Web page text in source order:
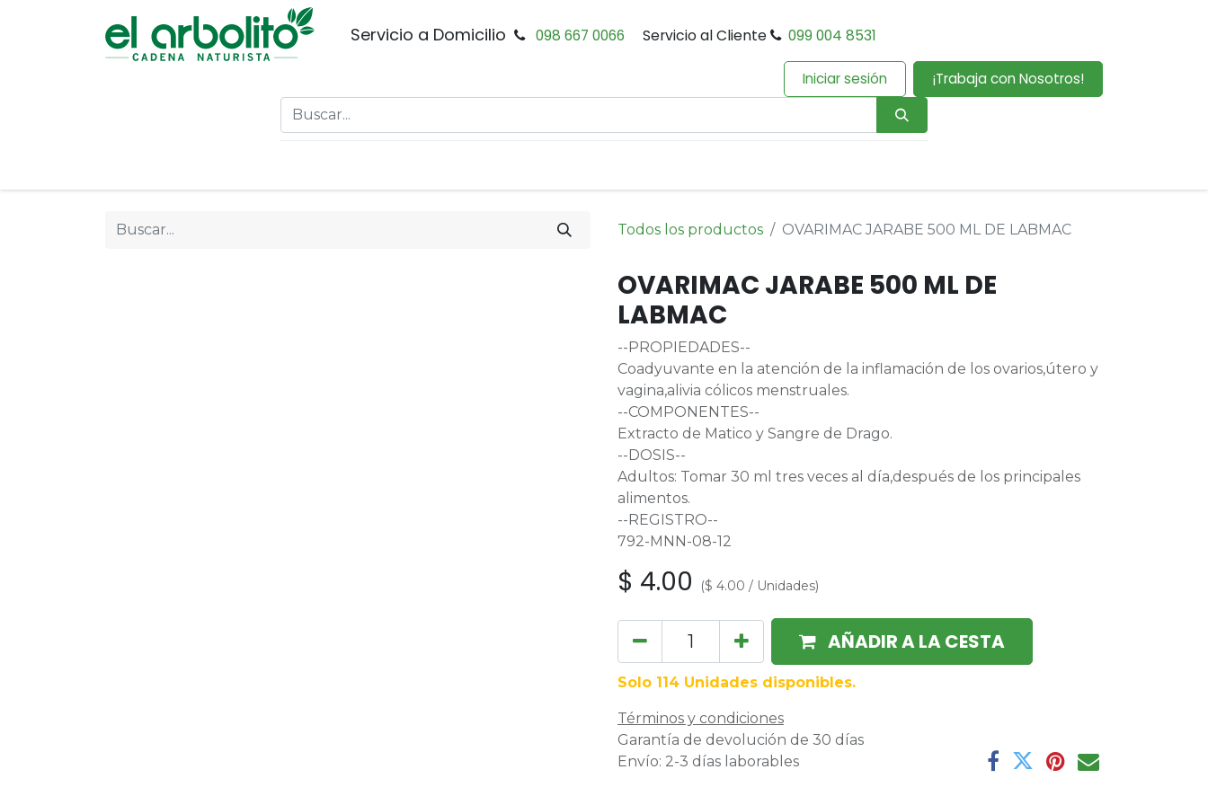
Servicio a Domicilio 098 667 0066 Servicio al Cliente 099 004 8531
Iniciar sesión ¡Trabaja con Nosotros!
Todos los productos OVARIMAC JARABE 500 ML DE LABMAC
OVARIMAC JARABE 500 ML DE
LABMAC
--PROPIEDADES--
Coadyuvante en la atención de la inflamación de los ovarios,útero y
vagina,alivia cólicos menstruales.
--COMPONENTES--
Extracto de Matico y Sangre de Drago.
--DOSIS--
Adultos: Tomar 30 ml tres veces al día,después de los principales
alimentos.
--REGISTRO--
792-MNN-08-12
$ 4.00 ($ 4.00 / Unidades)
AÑADIR A LA CESTA
Solo 114 Unidades disponibles.
Términos y condiciones
Garantía de devolución de 30 días
Envío: 2-3 días laborables